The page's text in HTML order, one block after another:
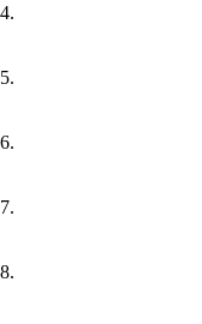
4.
5.
6.
7.
8.